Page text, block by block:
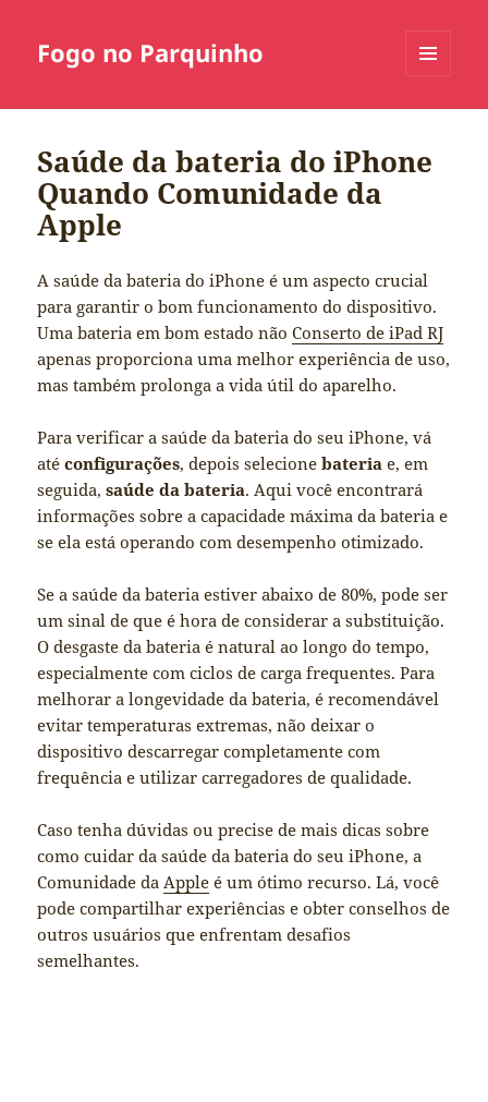
Fogo no Parquinho
Saúde da bateria do iPhone
Quando Comunidade da
Apple
A saúde da bateria do iPhone é um aspecto crucial
para garantir o bom funcionamento do dispositivo.
Uma bateria em bom estado nãoConserto de iPad RJ
apenas proporciona uma melhor experiência de uso,
mas também prolonga a vida útil do aparelho.
Para verificar a saúde da bateria do seu iPhone, vá
atéconfigurações, depois selecionebateria e, em
seguida,saúde da bateria. Aqui você encontrará
informações sobre a capacidade máxima da bateria e
se ela está operando com desempenho otimizado.
Se a saúde da bateria estiver abaixo de 80%, pode ser
um sinal de que é hora de considerar a substituição.
O desgaste da bateria é natural ao longo do tempo,
especialmente com ciclos de carga frequentes. Para
melhorar a longevidade da bateria, é recomendável
evitar temperaturas extremas, não deixar o
dispositivo descarregar completamente com
frequência e utilizar carregadores de qualidade.
Caso tenha dúvidas ou precise de mais dicas sobre
como cuidar da saúde da bateria do seu iPhone, a
Comunidade daApple é um ótimo recurso. Lá, você
pode compartilhar experiências e obter conselhos de
outros usuários que enfrentam desafios
semelhantes.